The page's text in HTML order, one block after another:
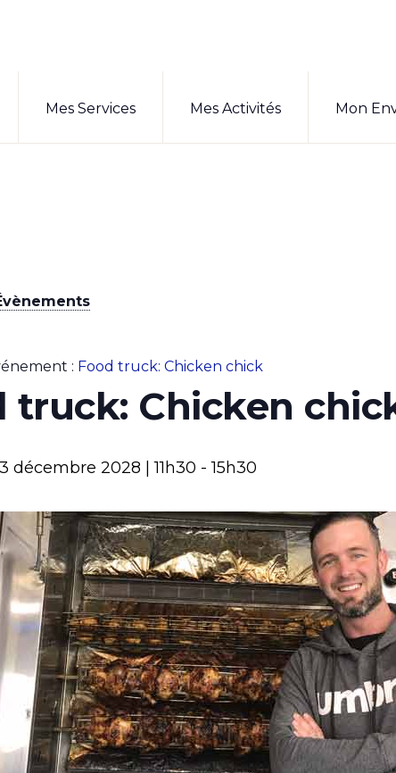
Mes Services Mes Activités Mon
: Food truck: Chicken chick
truck: Chicken
décembre 2028 | 11h30 -15h30